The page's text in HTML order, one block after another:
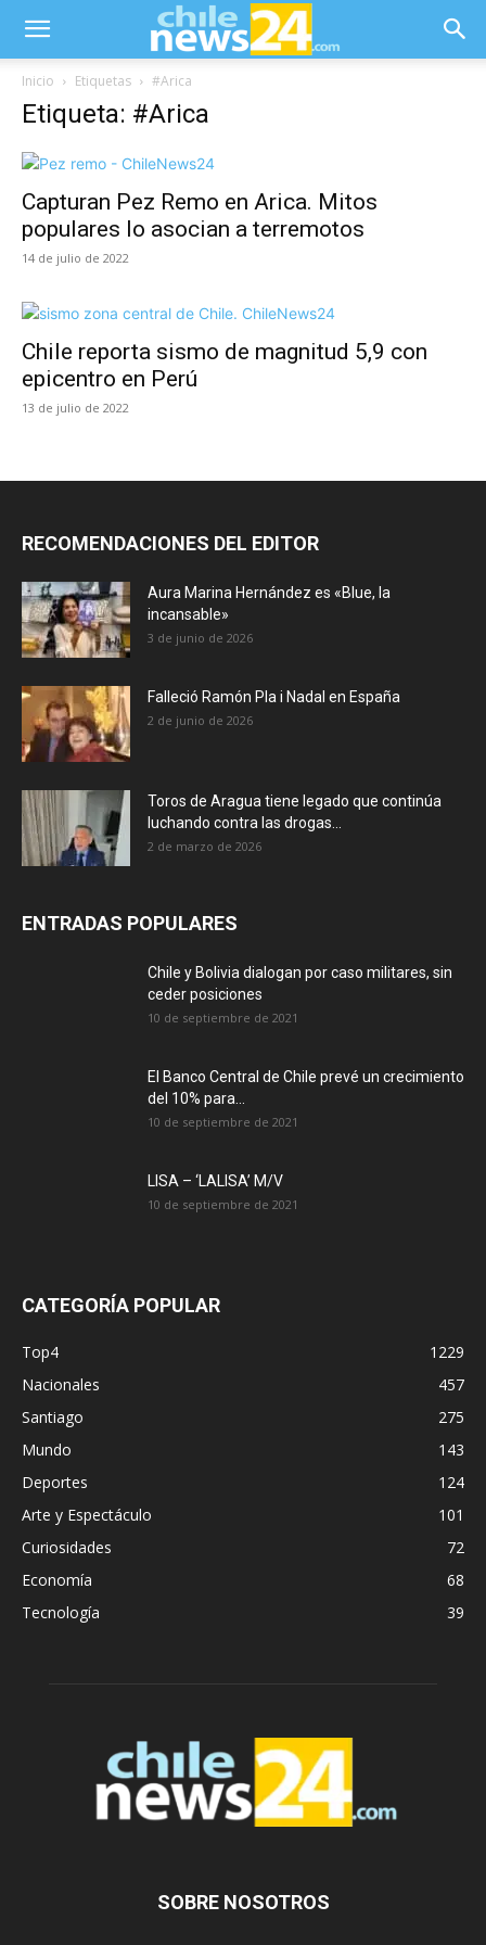
Inicio Etiquetas #Arica
Etiqueta: #Arica
Capturan Pez Remo en Arica. Mitos
populares lo asocian a terremotos
14 de julio de 2022
Chile reporta sismo de magnitud 5,9 con
epicentro en Perú
13 de julio de 2022
RECOMENDACIONES DEL EDITOR
Aura Marina Hernández es «Blue, la
incansable»
3 de junio de 2026
Falleció Ramón Pla i Nadal en España
2 de junio de 2026
Toros de Aragua tiene legado que continúa
luchando contra las drogas...
2 de marzo de 2026
ENTRADAS POPULARES
Chile y Bolivia dialogan por caso militares, sin
ceder posiciones
10 de septiembre de 2021
El Banco Central de Chile prevé un crecimiento
del 10% para...
10 de septiembre de 2021
LISA – ‘LALISA’ M/V
10 de septiembre de 2021
CATEGORÍA POPULAR
Top4
1229
Nacionales
457
Santiago
275
Mundo
143
Deportes
124
Arte y Espectáculo
101
Curiosidades
72
Economía
68
Tecnología
39
SOBRE NOSOTROS